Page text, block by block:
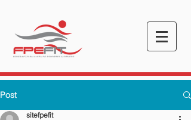
Post
sitefpefit